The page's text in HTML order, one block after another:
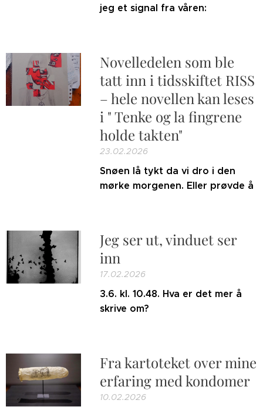
jeg et signal fra våren:
Novelledelen som ble
tatt inn i tidsskiftet RISS
– hele novellen kan leses
i " Tenke og la fingrene
holde takten"
23.02.2026
Snøen lå tykt da vi dro i den
mørke morgenen. Eller prøvde å
Jeg ser ut, vinduet ser
inn
17.02.2026
3.6. kl. 10.48. Hva er det mer å
skrive om?
Fra kartoteket over mine
erfaring med kondomer
10.02.2026